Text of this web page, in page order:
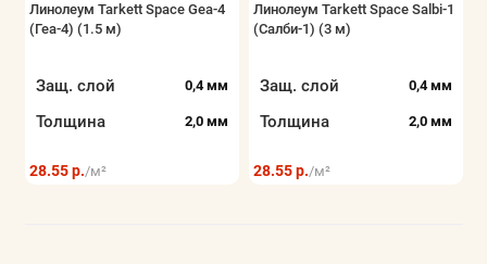
Линолеум Tarkett Space Gea-4
(Геа-4) (1.5 м)
Защ. слой 0,4 мм
Толщина 2,0 мм
28.55 р./м²
Линолеум Tarkett Space Salbi-1
(Салби-1) (3 м)
Защ. слой 0,4 мм
Толщина 2,0 мм
28.55 р./м²